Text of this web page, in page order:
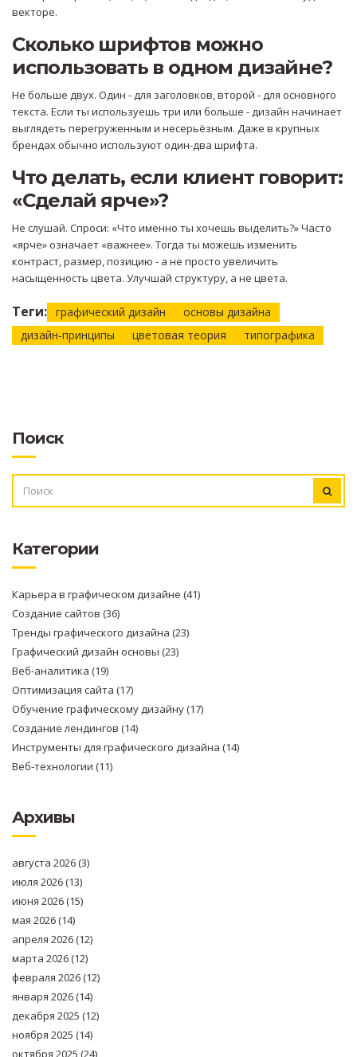
векторе.
Сколько шрифтов можно
использовать в одном дизайне?
Не больше двух. Один - для заголовков, второй - для основного
текста. Если ты используешь три или больше - дизайн начинает
выглядеть перегруженным и несерьёзным. Даже в крупных
брендах обычно используют один-два шрифта.
Что делать, если клиент говорит:
«Сделай ярче»?
Не слушай. Спроси: «Что именно ты хочешь выделить?» Часто
«ярче» означает «важнее». Тогда ты можешь изменить
контраст, размер, позицию - а не просто увеличить
насыщенность цвета. Улучшай структуру, а не цвета.
Теги: графический дизайн
основы дизайна
дизайн-принципы
цветовая теория типографика
Поиск
Категории
Карьера в графическом дизайне (41)
Создание сайтов (36)
Тренды графического дизайна (23)
Графический дизайн основы (23)
Веб-аналитика (19)
Оптимизация сайта (17)
Обучение графическому дизайну(17)
Создание лендингов (14)
Инструменты для графического дизайна (14)
Веб-технологии (11)
Архивы
августа 2026(3)
июля 2026(13)
июня 2026(15)
мая 2026(14)
апреля 2026(12)
марта 2026(12)
февраля 2026(12)
января 2026(14)
декабря 2025 (12)
ноября 2025 (14)
октября 2025 (24)